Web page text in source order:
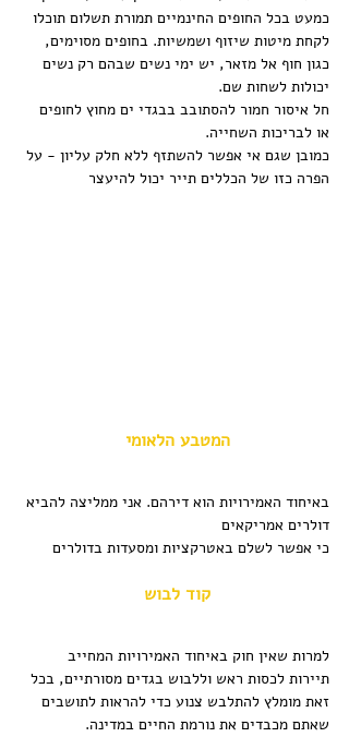
כמעט בכל החופים החינמיים תמורת תשלום תוכלו
לקחת מיטות שיזוף ושמשיות. בחופים מסוימים,
כגון חוף אל מזאר, יש ימי נשים שבהם רק נשים
יכולות לשחות שם.
חל איסור חמור להסתובב בבגדי ים מחוץ לחופים
או לבריכות השחייה.
כמובן שגם אי אפשר להשתזף ללא חלק עליון - על
הפרה כזו של הכללים תייר יכול להיעצר
המטבע הלאומי
באיחוד האמירויות הוא דירהם. אני ממליצה להביא
דולרים אמריקאים
כי אפשר לשלם באטרקציות ומסעדות בדולרים
קוד לבוש
למרות שאין חוק באיחוד האמירויות המחייב
תיירות לכסות ראש וללבוש בגדים מסורתיים, בכל
זאת מומלץ להתלבש צנוע כדי להראות לתושבים
שאתם מכבדים את נורמת החיים במדינה.